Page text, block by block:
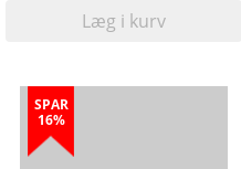
Læg i kurv
SPAR
16%